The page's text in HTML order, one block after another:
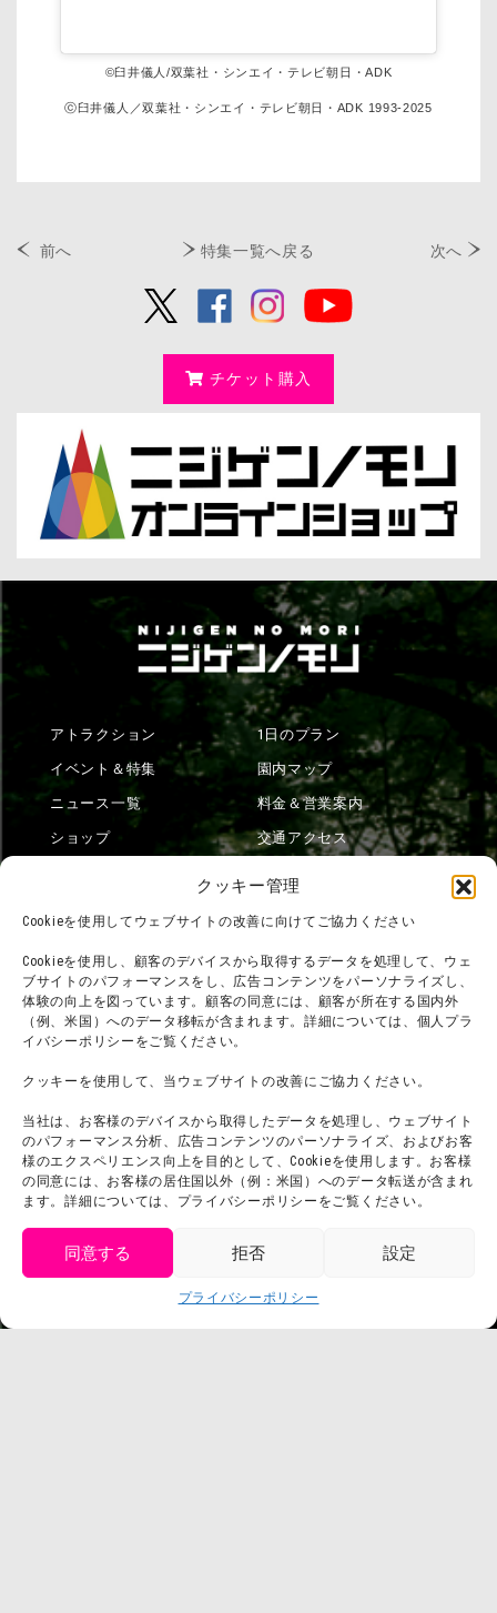
クッキー管理
Cookieを使用してウェブサイトの改善に向けてご協力ください
Cookieを使用し、顧客のデバイスから取得するデータを処理して、ウェ
ブサイトのパフォーマンスをし、広告コンテンツをパーソナライズし、
体験の向上を図っています。顧客の同意には、顧客が所在する国内外
（例、米国）へのデータ移転が含まれます。詳細については、個人プラ
イバシーポリシーをご覧ください。
クッキーを使用して、当ウェブサイトの改善にご協力ください。
当社は、お客様のデバイスから取得したデータを処理し、ウェブサイト
のパフォーマンス分析、広告コンテンツのパーソナライズ、およびお客
様のエクスペリエンス向上を目的として、Cookieを使用します。お客様
の同意には、お客様の居住国以外（例：米国）へのデータ転送が含まれ
ます。詳細については、プライバシーポリシーをご覧ください。
同意する 拒否 設定
プライバシーポリシー
©臼井儀人/双葉社・シンエイ・テレビ朝日・ADK
ⓒ臼井儀人／双葉社・シンエイ・テレビ朝日・ADK 1993-2025
前へ 特集一覧へ戻る 次へ
チケット購入
アトラクション
イベント＆特集
ニュース一覧
ショップ
1日のプラン
園内マップ
料金＆営業案内
交通アクセス
団体利用について
お問い合わせ
利用規約
プライバシーポリシー
プレスリリース
メディア掲載実績
会社概要
スタッフ募集